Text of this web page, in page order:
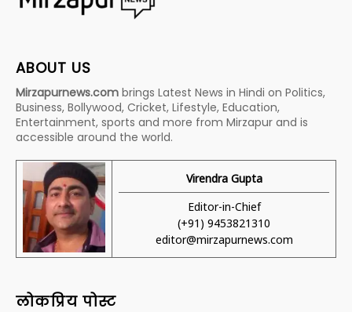
ABOUT US
Mirzapurnews.com brings Latest News in Hindi on Politics,
Business, Bollywood, Cricket, Lifestyle, Education,
Entertainment, sports and more from Mirzapur and is
accessible around the world.
Virendra Gupta
Editor-in-Chief
(+91) 9453821310
editor@mirzapurnews.com
लोकप्रिय पोस्ट